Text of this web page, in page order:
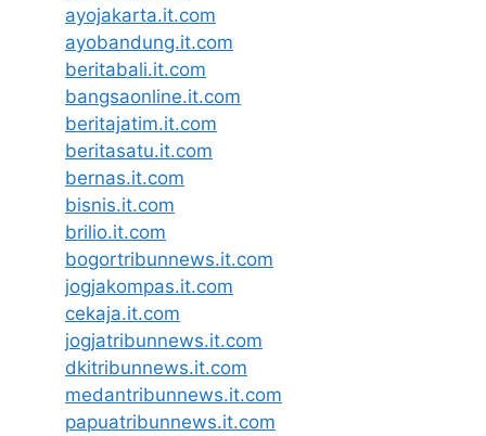
ayojakarta.it.com
ayobandung.it.com
beritabali.it.com
bangsaonline.it.com
beritajatim.it.com
beritasatu.it.com
bernas.it.com
bisnis.it.com
brilio.it.com
bogortribunnews.it.com
jogjakompas.it.com
cekaja.it.com
jogjatribunnews.it.com
dkitribunnews.it.com
medantribunnews.it.com
papuatribunnews.it.com